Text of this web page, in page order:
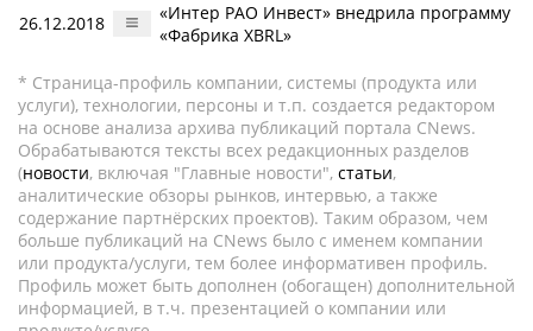
26.12.2018
«Интер РАО Инвест» внедрила программу
«Фабрика XBRL»
* Страница-профиль компании, системы (продукта или
услуги), технологии, персоны и т.п. создается редактором
на основе анализа архива публикаций портала CNews.
Обрабатываются тексты всех редакционных разделов
(новости, включая "Главные новости", статьи,
аналитические обзоры рынков, интервью, а также
содержание партнёрских проектов). Таким образом, чем
больше публикаций на CNews было с именем компании
или продукта/услуги, тем более информативен профиль.
Профиль может быть дополнен (обогащен) дополнительной
информацией, в т.ч. презентацией о компании или